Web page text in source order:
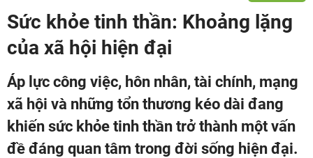
Sức khỏe tinh thần: Khoảng lặng
của xã hội hiện đại
Áp lực công việc, hôn nhân, tài chính, mạng
xã hội và những tổn thương kéo dài đang
khiến sức khỏe tinh thần trở thành một vấn
đề đáng quan tâm trong đời sống hiện đại.